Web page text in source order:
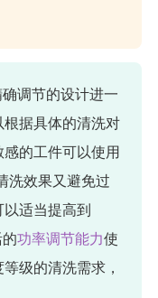
调节的设计进一
据具体的清洗对
的工件可以使用
洗效果又避免过
适当提高到
功率调节能力使
级的清洗需求，